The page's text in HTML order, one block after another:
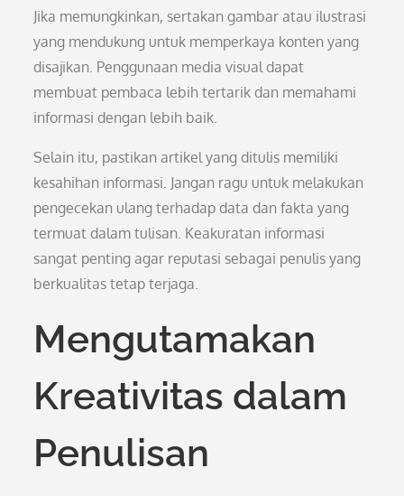
Jika memungkinkan, sertakan gambar atau ilustrasi
yang mendukung untuk memperkaya konten yang
disajikan. Penggunaan media visual dapat
membuat pembaca lebih tertarik dan memahami
informasi dengan lebih baik.
Selain itu, pastikan artikel yang ditulis memiliki
kesahihan informasi. Jangan ragu untuk melakukan
pengecekan ulang terhadap data dan fakta yang
termuat dalam tulisan. Keakuratan informasi
sangat penting agar reputasi sebagai penulis yang
berkualitas tetap terjaga.
Mengutamakan
Kreativitas dalam
Penulisan